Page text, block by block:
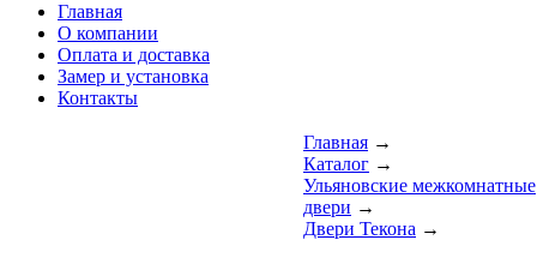
Главная
О компании
Оплата и доставка
Замер и установка
Контакты
Главная →
Каталог →
Ульяновские межкомнатные
двери →
Двери Текона →